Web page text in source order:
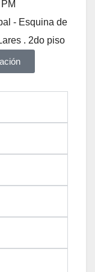
- Esquina de
. 2do piso